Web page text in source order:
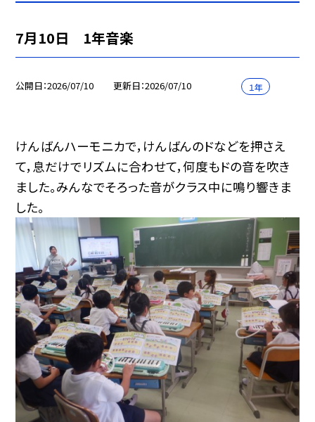
7月10日 1年音楽
公開日 2026/07/10 更新日 2026/07/10 １年
けんばんハーモニカで，けんばんのドなどを押さえ
て，息だけでリズムに合わせて，何度もドの音を吹き
ました。みんなでそろった音がクラス中に鳴り響きま
した。